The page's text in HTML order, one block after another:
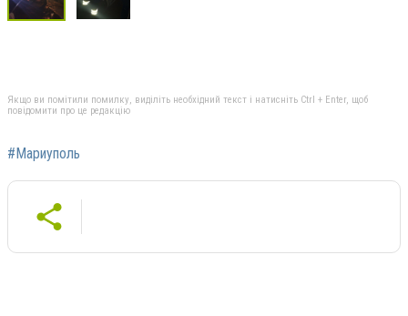
Якщо ви помітили помилку, виділіть необхідний текст і натисніть Ctrl + Enter, щоб
повідомити про це редакцію
#Мариуполь